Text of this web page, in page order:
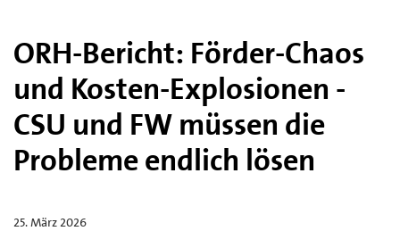
ORH-Bericht: Förder-Chaos
und Kosten-Explosionen -
CSU und FW müssen die
Probleme endlich lösen
25. März 2026